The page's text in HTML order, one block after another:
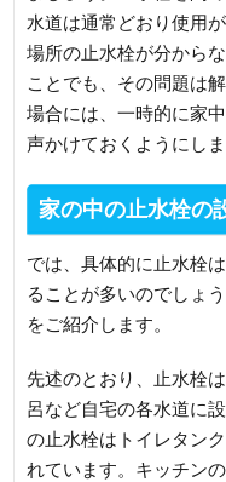
水道は通常どおり使用
場所の止水栓が分から
ことでも、その問題は
場合には、一時的に家
声かけておくようにしま
家の中の止水栓の
では、具体的に止水栓
ることが多いのでしょ
をご紹介します。
先述のとおり、止水栓
呂など自宅の各水道に
の止水栓はトイレタン
れています。キッチン